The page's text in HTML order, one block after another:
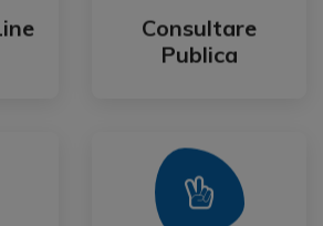
Consultare
Publica
Consultare
Publica
Mai Mult